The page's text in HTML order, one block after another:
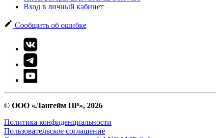
Вход в личный кабинет
Сообщить об ошибке
© ООО «Лангейм ПР», 2026
Политика конфиденциальности
Пользовательское соглашение